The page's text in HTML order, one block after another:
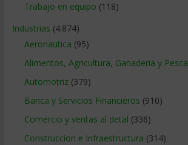
Trabajo en equipo (118)
Industrias (4.874)
Aeronautica (95)
Alimentos, Agricultura, Ganaderia y Pesca
Automotriz(379)
Banca y Servicios Financieros (910)
Comercio y ventas al detal (336)
Construccion e Infraestructura (314)